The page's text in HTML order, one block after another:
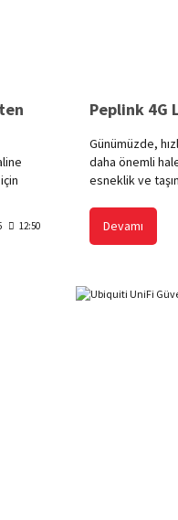
için
12:50
Peplink 4G
Günümüzde,
daha önemli
esneklik ve
bu alanda öne
bağlantısı
Devamı